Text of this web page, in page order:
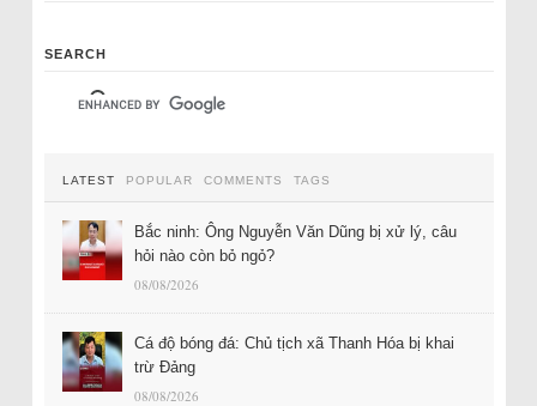
SEARCH
LATEST POPULAR COMMENTS TAGS
Bắc ninh: Ông Nguyễn Văn Dũng bị xử lý, câu
hỏi nào còn bỏ ngỏ?
08/08/2026
Cá độ bóng đá: Chủ tịch xã Thanh Hóa bị khai
trừ Đảng
08/08/2026